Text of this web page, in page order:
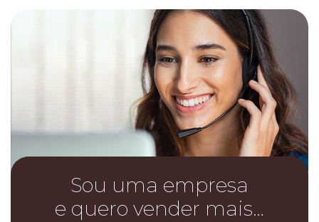
Sou uma empresa
e quero vender mais…